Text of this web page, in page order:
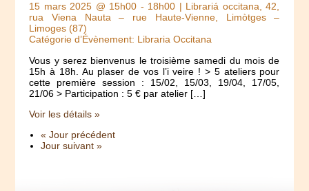
15 mars 2025 @ 15h00 - 18h00 | Librariá occitana, 42,
rua Viena Nauta – rue Haute-Vienne, Limòtges –
Limoges (87)
Catégorie d’Évènement: Libraria Occitana
Vous y serez bienvenus le troisième samedi du mois de
15h à 18h. Au plaser de vos l’i veire ! > 5 ateliers pour
cette première session : 15/02, 15/03, 19/04, 17/05,
21/06 > Participation : 5 € par atelier […]
Voir les détails »
« Jour précédent
Jour suivant »